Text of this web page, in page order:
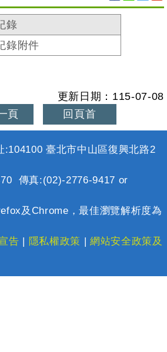
錄
錄附件
更新日期：115-07-08
頁
回頁首
臺北市中山區復興北路2
傳真:(02)-2776-9417 or
及Chrome，最佳瀏覽解析度為
告 | 隱私權政策 |網站安全政策及